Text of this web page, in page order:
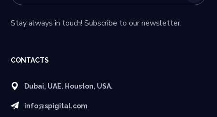
Stay always in touch! Subscribe to our newsletter.
CONTACTS
Dubai, UAE. Houston, USA.
info@spigital.com